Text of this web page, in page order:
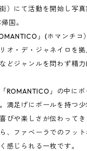
）にて活動を開始し写真
国。
」(ホマンチコ
オ・デ・ジャネイロを
どジャンルを問わず精力
ROMANTICO」の中に
満足げにボールを持つ
びや楽しさが伝わって
、ファベーラでのフッ
感じられる一枚です。